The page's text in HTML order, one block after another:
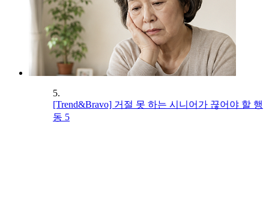
5.
[Trend&Bravo] 거절 못 하는 시니어가 끊어야 할 행
동 5